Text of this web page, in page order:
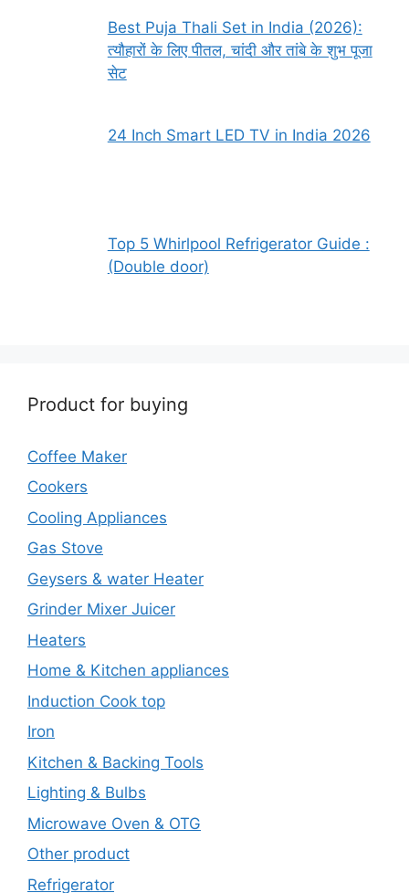
Best Puja Thali Set in India (2026):
त्यौहारों के लिए पीतल, चांदी और तांबे के शुभ पूजा
सेट
24 Inch Smart LED TV in India 2026
Top 5 Whirlpool Refrigerator Guide :
(Double door)
Product for buying
Coffee Maker
Cookers
Cooling Appliances
Gas Stove
Geysers & water Heater
Grinder Mixer Juicer
Heaters
Home & Kitchen appliances
Induction Cook top
Iron
Kitchen & Backing Tools
Lighting & Bulbs
Microwave Oven & OTG
Other product
Refrigerator